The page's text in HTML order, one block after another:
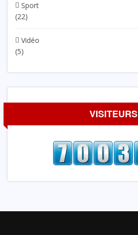
Sport
(22)
Vidéo
(5)
VISITEURS